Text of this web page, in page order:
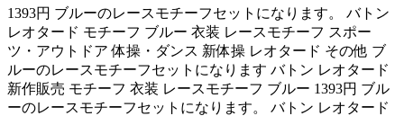
1393円 ブルーのレースモチーフセットになります。 バトン
レオタード モチーフ ブルー 衣装 レースモチーフ スポー
ツ・アウトドア 体操・ダンス 新体操 レオタード その他 ブ
ルーのレースモチーフセットになります バトン レオタード
新作販売 モチーフ 衣装 レースモチーフ ブルー 1393円 ブル
ーのレースモチーフセットになります。 バトン レオタード